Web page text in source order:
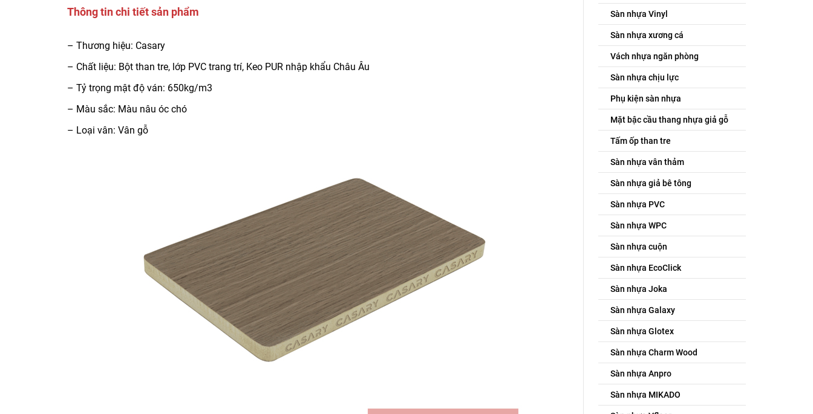
Thông tin chi tiết sản phẩm
– Thương hiệu: Casary
– Chất liệu: Bột than tre, lớp PVC trang trí, Keo PUR nhập khẩu Châu Âu
– Tỷ trọng mật độ ván: 650kg/m3
– Màu sắc: Màu nâu óc chó
– Loại vân: Vân gỗ
Sàn nhựa Vinyl
Sàn nhựa xương cá
Vách nhựa ngăn phòng
Sàn nhựa chịu lực
Phụ kiện sàn nhựa
Mặt bậc cầu thang nhựa giả gỗ
Tấm ốp than tre
Sàn nhựa vân thảm
Sàn nhựa giả bê tông
Sàn nhựa PVC
Sàn nhựa WPC
Sàn nhựa cuộn
Sàn nhựa EcoClick
Sàn nhựa Joka
Sàn nhựa Galaxy
Sàn nhựa Glotex
Sàn nhựa Charm Wood
Sàn nhựa Anpro
Sàn nhựa MIKADO